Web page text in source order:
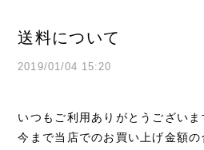
送料について
2019/01/04 15:20
いつもご利用ありがとうございま
今まで当店でのお買い上げ金額